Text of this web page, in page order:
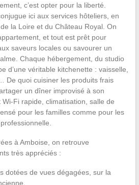
c’est opter pour la liberté.
ici aux services hôteliers, en
la Loire et du Château Royal. On
et tout est prêt pour
saveurs locales ou savourer un
Chaque hébergement, du studio
d’une véritable kitchenette : vaisselle,
De quoi cuisiner les produits frais
un dîner improvisé à son
Wi-Fi rapide, climatisation, salle de
pour les familles comme pour les
à Amboise, on retrouve
très appréciés :
dotées de vues dégagées, sur la